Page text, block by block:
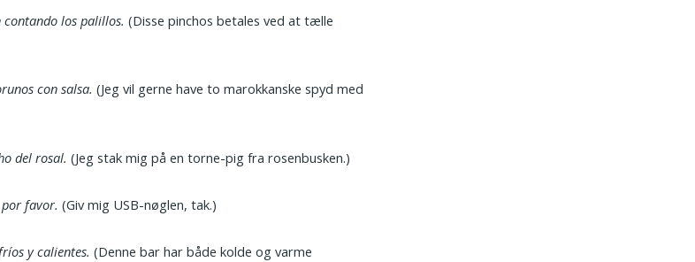
contando los palillos. (Disse pinchos betales ved at tælle
con salsa. (Jeg vil gerne have to marokkanske spyd med
del rosal. (Jeg stak mig på en torne-pig fra rosenbusken.)
por favor. (Giv mig USB-nøglen, tak.)
y calientes. (Denne bar har både kolde og varme